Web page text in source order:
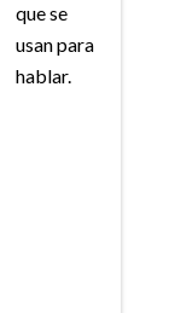
que se
usan para
hablar.